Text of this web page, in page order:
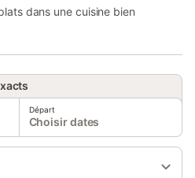
dans une cuisine bien
Départ
Choisir dates